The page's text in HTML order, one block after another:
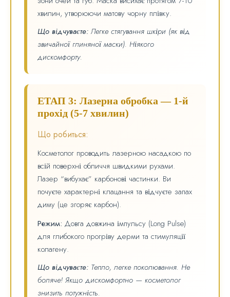
хвилин, утворюючи матову чорну плівку.
Що відчуваєте:Легке стягування шкіри (як від
звичайної глиняної маски). Ніякого
дискомфорту.
ЕТАП 3: Лазерна обробка — 1-й
прохід (5-7 хвилин)
Що робиться:
Косметолог проводить лазерною насадкою по
всій поверхні обличчя швидкими рухами.
Лазер “вибухає” карбонові частинки. Ви
почуєте характерні клацання та відчуєте запах
диму (це згоряє карбон).
Режим: Довга довжина імпульсу (Long Pulse)
для глибокого прогріву дерми та стимуляції
колагену.
Що відчуваєте: Тепло, легке поколювання. Не
боляче! Якщо дискомфортно — косметолог
знизить потужність.